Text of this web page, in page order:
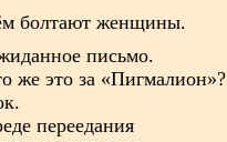
болтают женщины.
письмо.
же это за «Пигмалион»?
переедания